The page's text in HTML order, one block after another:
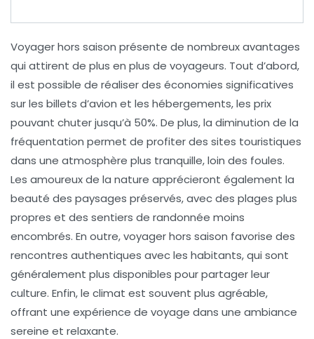
Voyagerhors saison présente de nombreuxavantages
qui attirent de plus en plus de voyageurs. Tout d’abord,
il est possible de réaliser des économies significatives
sur les billets d’avion et les hébergements, les prix
pouvant chuter jusqu’à 50%. De plus, la diminution de la
fréquentation permet de profiter des sites touristiques
dans une atmosphère plus tranquille, loin des foules.
Les amoureux de la nature apprécieront également la
beauté des paysages préservés, avec des plages plus
propres et des sentiers de randonnée moins
encombrés. En outre, voyager hors saison favorise des
rencontres authentiques avec les habitants, qui sont
généralement plus disponibles pour partager leur
culture. Enfin, le climat est souvent plus agréable,
offrant une expérience de voyage dans une ambiance
sereine et relaxante.